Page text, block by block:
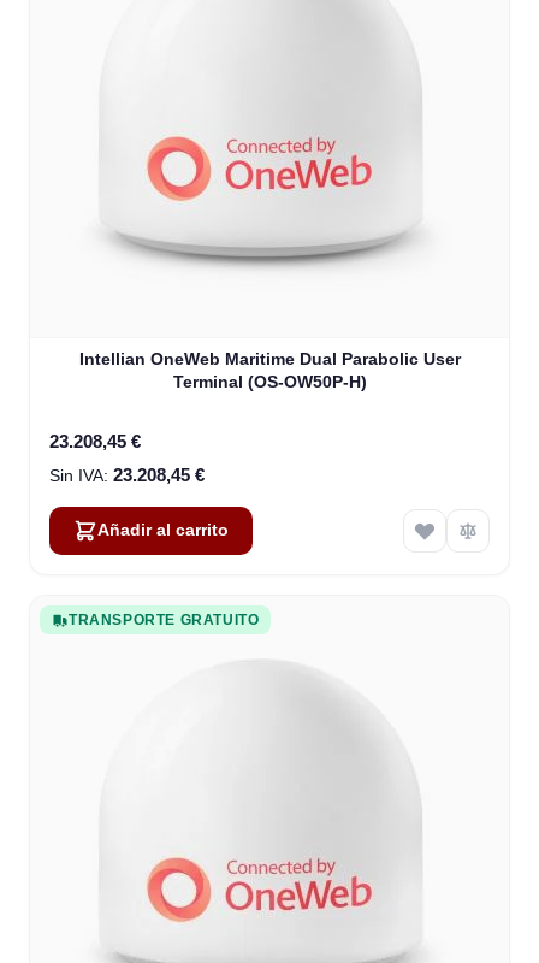
Intellian OneWeb Maritime Dual Parabolic User
Terminal (OS-OW50P-H)
23.208,45 €
23.208,45 €
Añadir al carrito
TRANSPORTE GRATUITO